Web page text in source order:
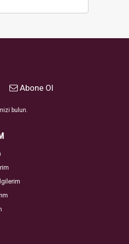
Abone Ol
bulun.